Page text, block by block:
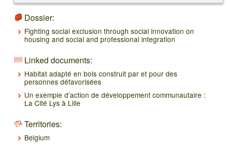
Dossier:
Fighting social exclusion through social innovation on
housing and social and professional integration
Linked documents:
Habitat adapté en bois construit par et pour des
personnes défavorisées
Un exemple d’action de développement communautaire :
La Cité Lys à Lille
Territories:
Belgium